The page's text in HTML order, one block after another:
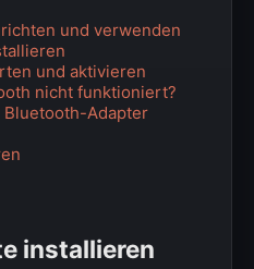
und verwenden
und aktivieren
nicht funktioniert?
Bluetooth-Adapter
installieren